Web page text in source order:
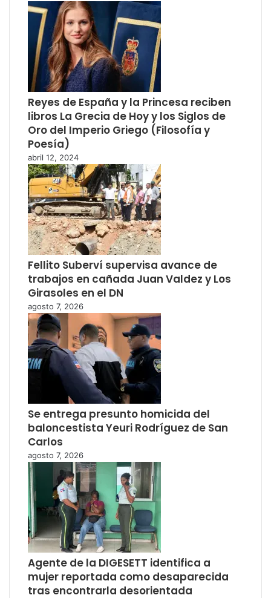
Reyes de España y la Princesa reciben
libros La Grecia de Hoy y los Siglos de
Oro del Imperio Griego (Filosofía y
Poesía)
abril 12, 2024
Fellito Suberví supervisa avance de
trabajos en cañada Juan Valdez y Los
Girasoles en el DN
agosto 7, 2026
Se entrega presunto homicida del
baloncestista Yeuri Rodríguez de San
Carlos
agosto 7, 2026
Agente de la DIGESETT identifica a
mujer reportada como desaparecida
tras encontrarla desorientada